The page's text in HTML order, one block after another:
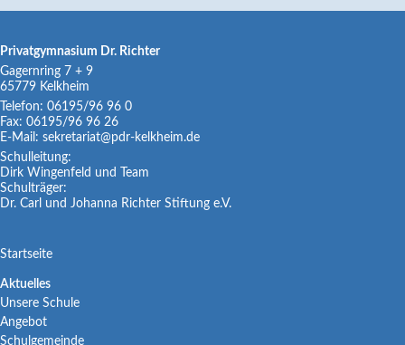
Privatgymnasium Dr. Richter
Gagernring 7 + 9
65779 Kelkheim
Telefon: 06195/96 96 0
Fax: 06195/96 96 26
E-Mail: sekretariat@pdr-kelkheim.de
Schulleitung:
Dirk Wingenfeld und Team
Schulträger:
Dr. Carl und Johanna Richter Stiftung e.V.
Navigation
überspringen
Startseite
Navigation
überspringen
Aktuelles
Unsere Schule
Angebot
Schulgemeinde